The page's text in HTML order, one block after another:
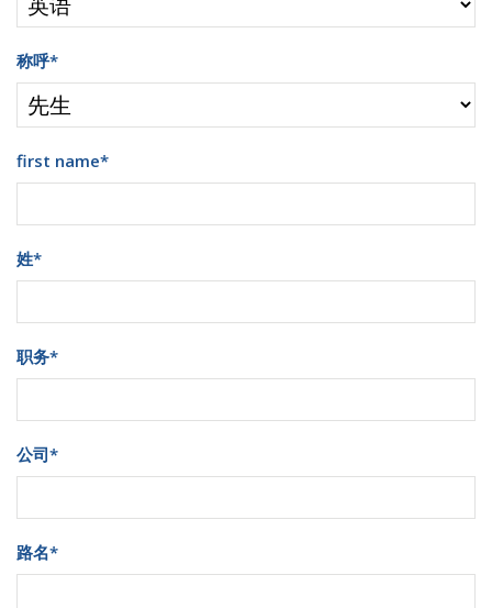
称呼*
first name*
姓*
职务*
公司*
路名*